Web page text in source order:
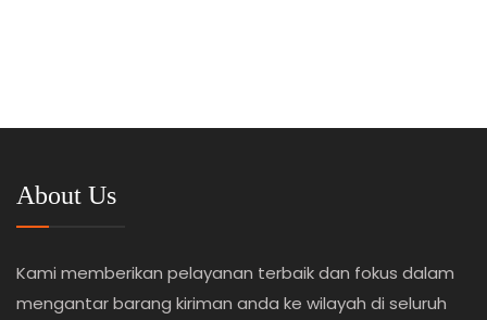
About Us
Kami memberikan pelayanan terbaik dan fokus dalam
mengantar barang kiriman anda ke wilayah di seluruh